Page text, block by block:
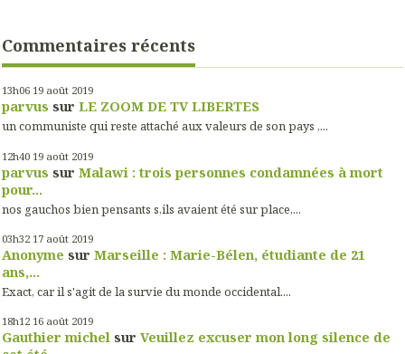
Commentaires récents
13h06 19 août 2019
parvus sur LE ZOOM DE TV LIBERTES
un communiste qui reste attaché aux valeurs de son pays ,...
12h40 19 août 2019
parvus sur Malawi : trois personnes condamnées à mort
pour...
nos gauchos bien pensants s,ils avaient été sur place,...
03h32 17 août 2019
Anonyme sur Marseille : Marie-Bélen, étudiante de 21
ans,...
Exact, car il s'agit de la survie du monde occidental....
18h12 16 août 2019
Gauthier michel sur Veuillez excuser mon long silence de